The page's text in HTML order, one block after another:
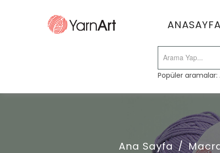
ANASAYFA
Popüler aramalar:
Ana Sayfa /